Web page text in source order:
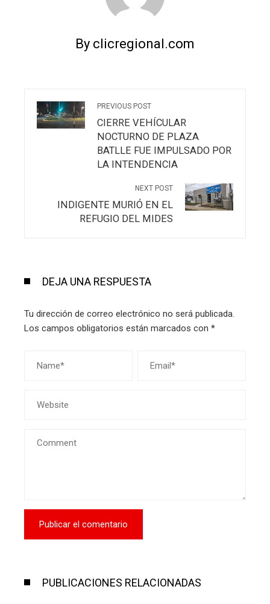
By clicregional.com
PREVIOUS POST
CIERRE VEHÍCULAR
NOCTURNO DE PLAZA
BATLLE FUE IMPULSADO POR
LA INTENDENCIA
NEXT POST
INDIGENTE MURIÓ EN EL
REFUGIO DEL MIDES
DEJA UNA RESPUESTA
Tu dirección de correo electrónico no será publicada.
Los campos obligatorios están marcados con *
PUBLICACIONES RELACIONADAS